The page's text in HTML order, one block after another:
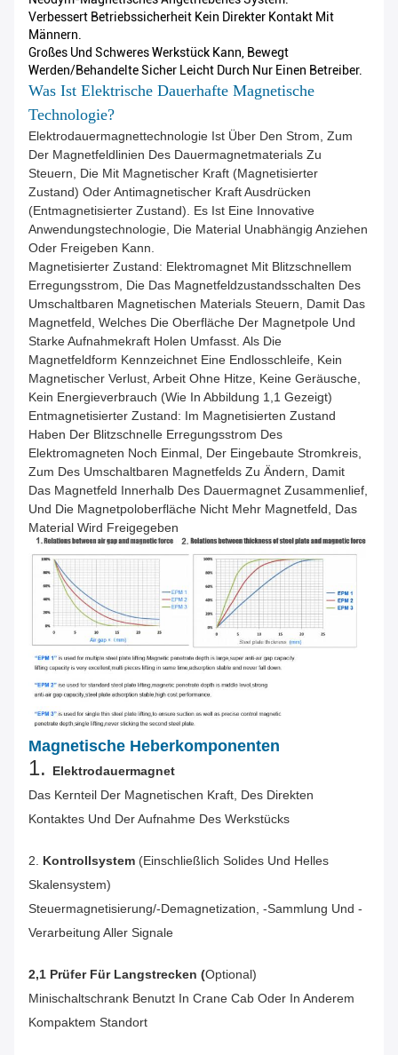
Verbessert Betriebssicherheit Kein Direkter Kontakt Mit
Männern.
Großes Und Schweres Werkstück Kann, Bewegt
Werden/behandelte Sicher Leicht Durch Nur Einen Betreiber.
Was Ist Elektrische Dauerhafte Magnetische
Technologie?
Elektrodauermagnettechnologie Ist Über Den Strom, Zum
Der Magnetfeldlinien Des Dauermagnetmaterials Zu
Steuern, Die Mit Magnetischer Kraft (magnetisierter
Zustand) Oder Antimagnetischer Kraft Ausdrücken
(entmagnetisierter Zustand). Es Ist Eine Innovative
Anwendungstechnologie, Die Material Unabhängig Anziehen
Oder Freigeben Kann.
Magnetisierter Zustand: Elektromagnet Mit Blitzschnellem
Erregungsstrom, Die Das Magnetfeldzustandsschalten Des
Umschaltbaren Magnetischen Materials Steuern, Damit Das
Magnetfeld, Welches Die Oberfläche Der Magnetpole Und
Starke Aufnahmekraft Holen Umfasst. Als Die
Magnetfeldform Kennzeichnet Eine Endlosschleife, Kein
Magnetischer Verlust, Arbeit Ohne Hitze, Keine Geräusche,
Kein Energieverbrauch (wie In Abbildung 1,1 Gezeigt)
Entmagnetisierter Zustand: Im Magnetisierten Zustand
Haben Der Blitzschnelle Erregungsstrom Des
Elektromagneten Noch Einmal, Der Eingebaute Stromkreis,
Zum Des Umschaltbaren Magnetfelds Zu Ändern, Damit
Das Magnetfeld Innerhalb Des Dauermagnet Zusammenlief,
Und Die Magnetpoloberfläche Nicht Mehr Magnetfeld, Das
Material Wird Freigegeben
Magnetische Heberkomponenten
1.
Elektrodauermagnet
Das Kernteil Der Magnetischen Kraft, Des Direkten
Kontaktes Und Der Aufnahme Des Werkstücks
2. Kontrollsystem (einschließlich Solides Und Helles
Skalensystem)
Steuermagnetisierung/-Demagnetization, -sammlung Und -
Verarbeitung Aller Signale
2,1 Prüfer Für Langstrecken (Optional)
Minischaltschrank Benutzt In Crane Cab Oder In Anderem
Kompaktem Standort